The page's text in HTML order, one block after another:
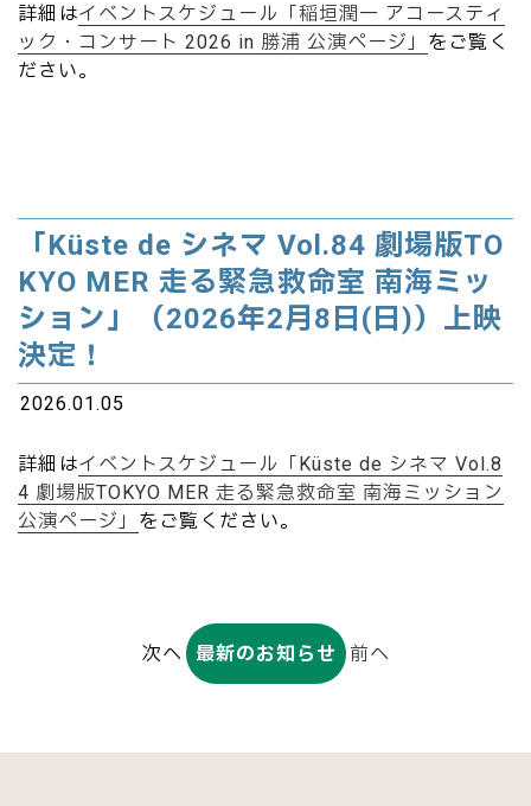
詳細はイベントスケジュール「稲垣潤一 アコースティ
ック・コンサート 2026 in 勝浦 公演ページ」 をご覧く
ださい。
「Küste de シネマ Vol.84 劇場版TO
KYO MER 走る緊急救命室 南海ミッ
ション」（2026年2月8日(日)）上映
決定！
2026.01.05
詳細はイベントスケジュール「Küste de シネマ Vol.8
4 劇場版TOKYO MER 走る緊急救命室 南海ミッション
公演ページ」 をご覧ください。
次へ 最新のお知らせ 前へ